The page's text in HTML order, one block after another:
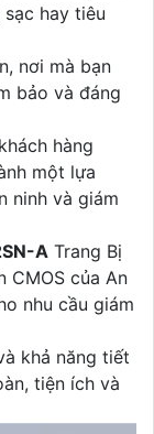
hay tiêu
nơi mà bạn
bảo và đáng
hàng
một lựa
ninh và giám
A Trang Bị
CMOS của An
nhu cầu giám
khả năng tiết
tiện ích và